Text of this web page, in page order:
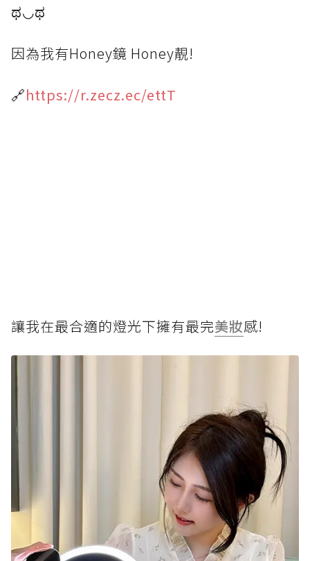
ಥ◡ಥ
因為我有Honey鏡 Honey靚!
🔗https://r.zecz.ec/ettT
讓我在最合適的燈光下擁有最完美妝感!